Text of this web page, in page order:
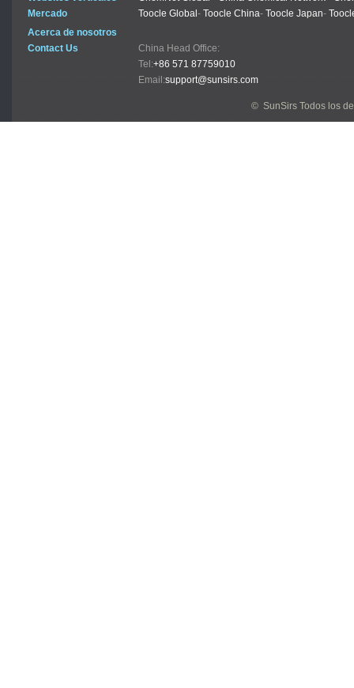
Mercado
Toocle Global- Toocle China- Toocle Japan-
Acerca de nosotros
Contact Us
China Head Office:
Tel:+86 571 87759010
Email:support@sunsirs.com
© SunSirs Todos los